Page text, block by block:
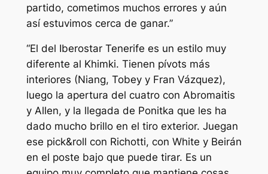
partido, cometimos muchos errores y aún
así estuvimos cerca de ganar.”
“El del Iberostar Tenerife es un estilo muy
diferente al Khimki. Tienen pívots más
interiores (Niang, Tobey y Fran Vázquez),
luego la apertura del cuatro con Abromaitis
y Allen, y la llegada de Ponitka que les ha
dado mucho brillo en el tiro exterior. Juegan
ese pick&roll con Richotti, con White y Beirán
en el poste bajo que puede tirar. Es un